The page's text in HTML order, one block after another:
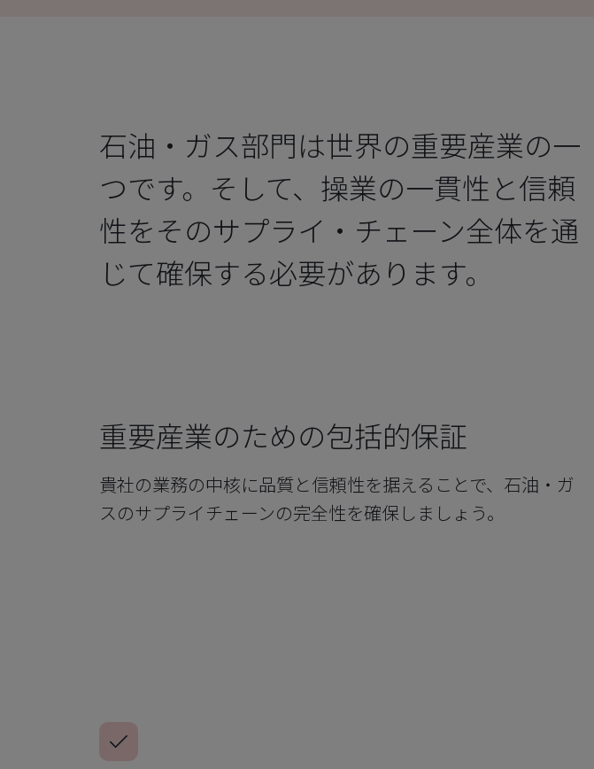
石油・ガス部門は世界の重要産業の一
つです。そして、操業の一貫性と信頼
性をそのサプライ・チェーン全体を通
じて確保する必要があります。
重要産業のための包括的保証
貴社の業務の中核に品質と信頼性を据えることで、石油・ガ
スのサプライチェーンの完全性を確保しましょう。